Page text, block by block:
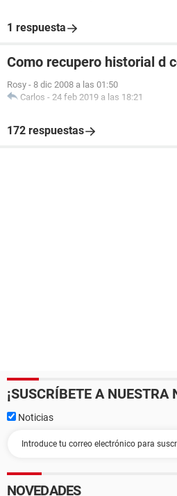
1 respuesta
Como recupero historial d
Rosy - 8 dic 2008 a las 01:50
Carlos - 24 feb 2019 a las 18:21
172 respuestas
¡SUSCRÍBETE A NUESTRA
Noticias
NOVEDADES